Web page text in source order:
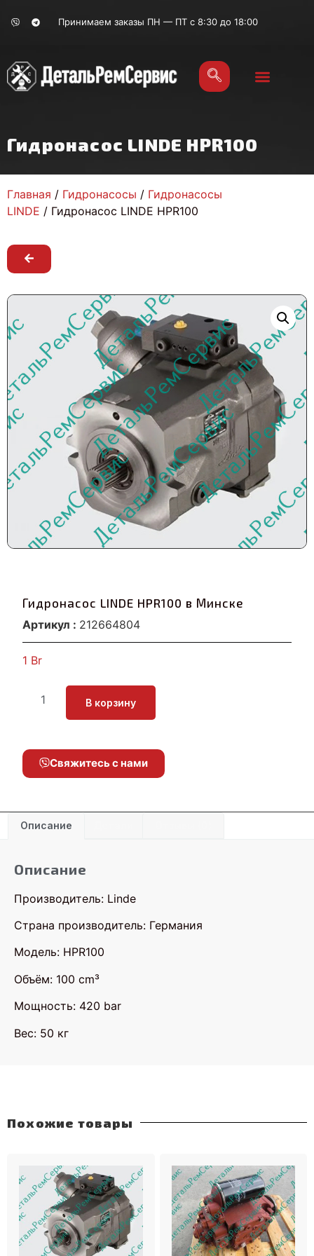
Принимаем заказы ПН — ПТ с 8:30 до 18:00
Гидронасос LINDE HPR100
Главная / Гидронасосы / Гидронасосы
LINDE / Гидронасос LINDE HPR100
Гидронасос LINDE HPR100 в Минске
Артикул : 212664804
1 Br
В корзину
Свяжитесь с нами
Описание
Описание
Производитель: Linde
Страна производитель: Германия
Модель: HPR100
Объём: 100 cm³
Мощность: 420 bar
Вес: 50 кг
Похожие товары